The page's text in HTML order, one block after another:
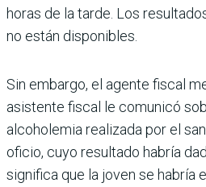
horas de la tarde. Los
no están disponibles.
Sin embargo, el agente fiscal
asistente fiscal le comunicó
alcoholemia realizada por el
oficio, cuyo resultado habría
significa que la joven se habría